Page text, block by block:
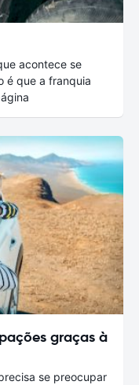
acontece se
é que a franquia
graças à
se preocupar